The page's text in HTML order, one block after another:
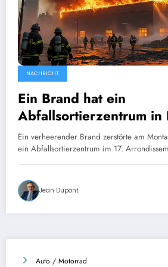
NACHRICHT
Ein Brand hat ein
Abfallsortierzentrum in
verwüstet: Die
Gebiet zu meiden.
Ein verheerender Brand zerstörte am
ein Abfallsortierzentrum im 17.
Jean Dupont
Auto / Motorrad